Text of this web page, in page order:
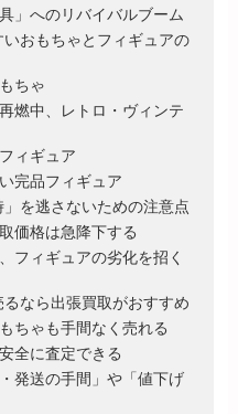
」へのリバイバルブーム
おもちゃとフィギュアの
ちゃ
燃中、レトロ・ヴィンテ
ィギュア
完品フィギュア
を逃さないための注意点
価格は急降下する
フィギュアの劣化を招く
なら出張買取がおすすめ
ちゃも手間なく売れる
全に査定できる
発送の手間」や「値下げ